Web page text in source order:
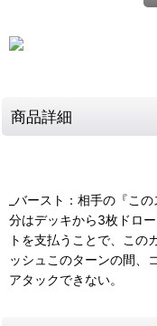
商品詳細
_バースト：相手の『こ
分はデッキから3枚ドロ
トを支払うことで、この
ッシュこのターンの間、
アタックできない。